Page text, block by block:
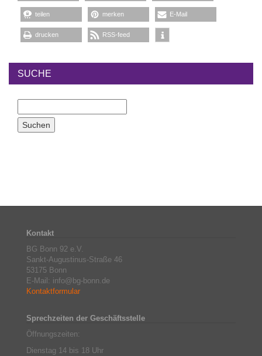
teilen merken E-Mail
drucken RSS-feed
SUCHE
Kontakt
BG Bonn 92 e.V.
Sankt-Augustinus-Straße 46
53175 Bonn
E-Mail: info@bg-bonn.de
Kontaktformular
Sprechzeiten der Geschäftsstelle
Öffnungszeiten:
Dienstag 14 bis 18 Uhr